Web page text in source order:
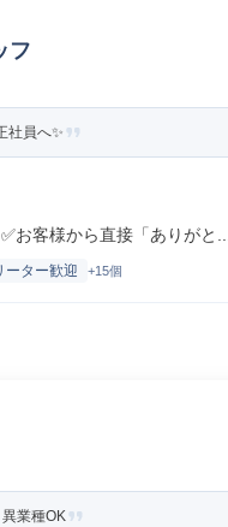
フ
社員へ✨
お客様から直接「ありがと...
ーター歓迎 +15個
業種OK